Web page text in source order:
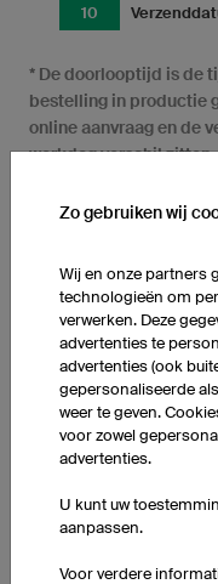
10
* De doorlooptijd is de
bestelling in productie
online aanvraag en de
werkdag verschil
uitsluitend wanneer
optioneel gebruik
Zo gebruiken wij
Wij en onze partners
technologieën om
verwerken. Deze
advertenties te
advertenties (ook
gepersonaliseerde
weer te geven.
voor zowel
advertenties.
U kunt uw
aanpassen.
Voor verdere